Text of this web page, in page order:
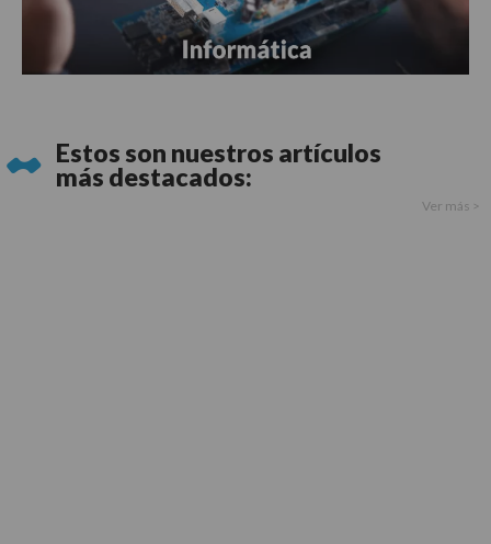
Estos son nuestros artículos
más destacados:
Ver más >